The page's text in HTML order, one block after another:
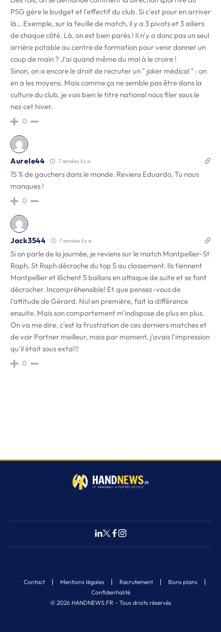
PSG gère le budget et l'effectif du club. Si c'est pour en arriver
là… Exemple, sur la feuille de match, il y a 3 pivots et 3 ailiers
de chaque côté. Là, on est bien parés ! Il n'y a donc pas un seul
arrière potable au centre de formation pour venir donner un
coup de main ? J'ai quand même du mal à le croire !
Sinon, on a encore le droit de recruter un " joker médical " : on
en a les moyens. Mais comme ça ne semble pas être dans la
culture du club, je vois bien le titre national nous filer sous le
nez cet hiver.
0
Aurele44 7 années il y a
15 % de gauchers dans le monde. Reviens Eduardo, Tu nous
manques !
0
Jack3544 7 années il y a
Si on parle de la journée, je reviens sur le match Montpellier-St
Raph. St Raph décroche du top 5 au classement. Ils tiennent
Montpellier et lâchent 5 ballons en attaque de suite et se font
décrocher. Incompréhensible! Et que pensez-vous de
l'attitude de Gérard. Nul en première, fait la différence
ensuite. Mais son comportement m'indispose de plus en plus.
On va me dire, c'est la frustration de ces derniers matches et
de voir Portner meilleur, mais par moment, j'avais l'impression
qu'il était sous exta!!!
0
© 2026 HANDNEWS.FR - Tous droits réservés
Contact Mentions légales Recrutement
Bons plans
Confidentialité